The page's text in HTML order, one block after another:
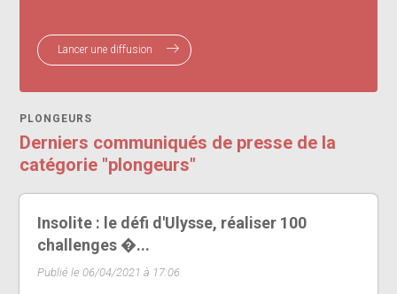
Lancer une diffusion
PLONGEURS
Derniers communiqués de presse de la
catégorie "plongeurs"
Insolite : le défi d'Ulysse, réaliser 100
challenges �...
Publié le 06/04/2021 à 17:06